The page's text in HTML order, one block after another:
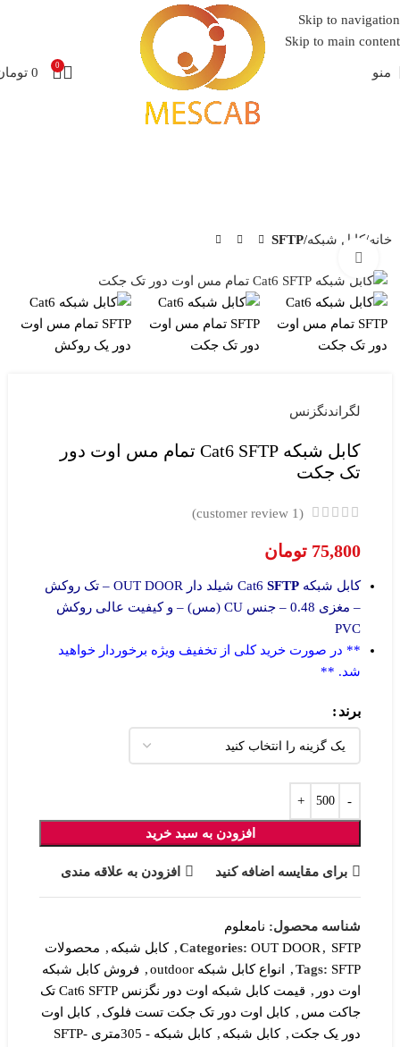
Skip to navigation
Skip to main content
منو 0
0
خانه کابل شبکه SFTP
لگراندنگزنس
کابل شبکه Cat6 SFTP تمام مس اوت دور
تک جکت
(
1
75,800 تومان
کابل شبکه Cat6 SFTP
شیلد دار OUT DOOR – تک روکش
– مغزی 0.48 – جنس CU (مس) – و کیفیت عالی روکش
PVC
** در صورت خرید کلی از تخفیف ویژه برخوردار خواهید
شد. **
برند
افزودن به سبد خرید
برای مقایسه اضافه کنید افزودن به علاقه مندی
شناسه محصول: نامعلوم
Categories: OUT DOOR, SFTP
, کابل شبکه , محصولات
Tags: SFTP
, انواع کابل شبکه outdoor , فروش کابل شبکه
اوت دور ,
قیمت کابل شبکه اوت دور نگزنس Cat6 SFTP تک
جاکت مس , کابل اوت دور تک جکت تست فلوک , کابل اوت
دور یک جکت , کابل شبکه ,
کابل شبکه - 305متری SFTP-